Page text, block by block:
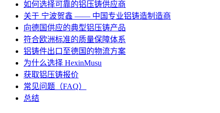
如何选择可靠的铝压铸供应商
关于 宁波贺鑫 —— 中国专业铝铸造制造商
向德国供应的典型铝压铸产品
符合欧洲标准的质量保障体系
铝铸件出口至德国的物流方案
为什么选择 HexinMusu
获取铝压铸报价
常见问题（FAQ）
总结